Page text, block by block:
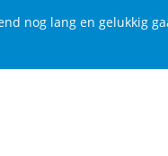
nog lang en gelukkig